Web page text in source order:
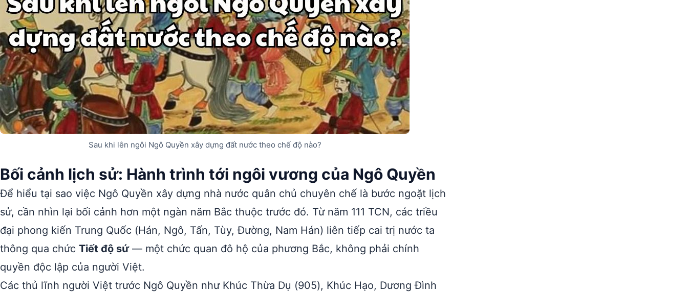
Sau khi lên ngôi Ngô Quyền xây dựng đất nước theo chế độ nào?
Bối cảnh lịch sử: Hành trình tới ngôi vương của Ngô Quyền
Để hiểu tại sao việc Ngô Quyền xây dựng nhà nước quân chủ chuyên chế là bước ngoặt lịch
sử, cần nhìn lại bối cảnh hơn một ngàn năm Bắc thuộc trước đó. Từ năm 111 TCN, các triều
đại phong kiến Trung Quốc (Hán, Ngô, Tấn, Tùy, Đường, Nam Hán) liên tiếp cai trị nước ta
thông qua chức Tiết độ sứ— một chức quan đô hộ của phương Bắc, không phải chính
quyền độc lập của người Việt.
Các thủ lĩnh người Việt trước Ngô Quyền như Khúc Thừa Dụ (905), Khúc Hạo, Dương Đình